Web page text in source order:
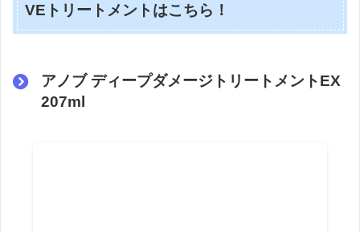
VEトリートメントはこちら！
アノブ ディープダメージトリートメントEX
207ml